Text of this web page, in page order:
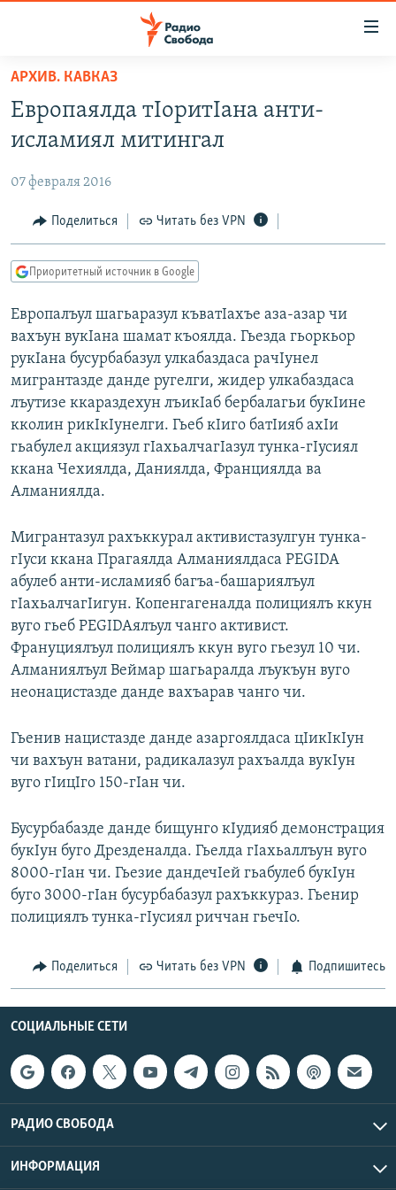
упрощенного
доступа
основному
Вернутся
главной
навигации
Вернутся
поиску
ПОДКАСТЫ
ЦИТАТЫ СВОБОДЫ
МНЕНИЯ
IDEL.РЕАЛИИ
КАВКАЗ.РЕАЛИИ
СЕВЕР.РЕАЛИИ
СИБИРЬ.РЕАЛИИ
РАСПИСАНИЕ ВЕЩАНИЯ
ПОДПИШИТЕСЬ НА РАССЫЛКУ
СОЦИАЛЬНЫЕ СЕТИ
Все сайты РСЕ/РС
АРХИВ. КАВКАЗ
Европаялда тIоритIана анти-
исламиял митингал
07 февраля 2016
Поделиться Читать без VPN
Приоритетный источник в Google
Европалъул шагьаразул къватIахъе аза-азар чи
вахъун вукIана шамат къоялда. Гьезда гьоркьор
рукIана бусурбабазул улкабаздаса рачIунел
мигрантазде данде ругелги, жидер улкабаздаса
лъутизе ккараздехун лъикIаб бербалагьи букIине
кколин рикIкIунелги. Гьеб кIиго батIияб ахIи
гьабулел акциязул гIахьалчагIазул тунка-гIусиял
ккана Чехиялда, Даниялда, Франциялда ва
Алманиялда.
Мигрантазул рахъккурал активистазулгун тунка-
гIуси ккана Прагаялда Алманиялдаса PEGIDA
абулеб анти-исламияб багъа-башариялъул
гIахьалчагIигун. Копенгагеналда полициялъ ккун
вуго гьеб PEGIDAялъул чанго активист.
Франуциялъул полициялъ ккун вуго гьезул 10 чи.
Алманиялъул Веймар шагьаралда лъукъун вуго
неонацистазде данде вахъарав чанго чи.
Гьенив нацистазде данде азаргоялдаса цIикIкIун
чи вахъун ватани, радикалазул рахъалда вукIун
вуго гIицIго 150-гIан чи.
Бусурбабазде данде бищунго кIудияб демонстрация
букIун буго Дрезденалда. Гьелда гIахьаллъун вуго
8000-гIан чи. Гьезие дандечIей гьабулеб букIун
буго 3000-гIан бусурбабазул рахъккураз. Гьенир
полициялъ тунка-гIусиял риччан гьечIо.
Поделиться Читать без VPN Подпишитесь
СОЦИАЛЬНЫЕ СЕТИ
РАДИО СВОБОДА
ИНФОРМАЦИЯ